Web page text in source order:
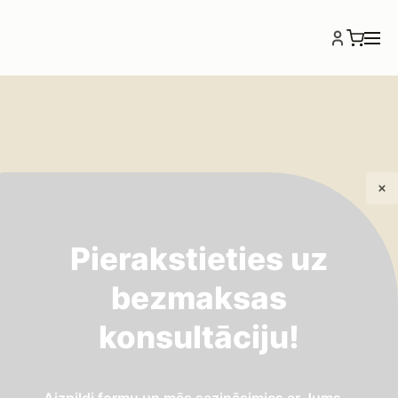
Pierakstieties uz
bezmaksas
konsultāciju!